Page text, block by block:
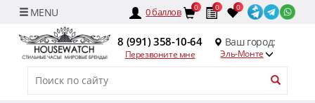
0баллов 0 0 0
8 (991) 358-10-64
Перезвоните мне
Ваш город:
Эль-Монте